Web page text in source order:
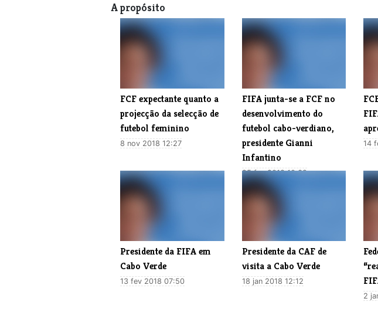
A propósito
​FCF expectante quanto a
projecção da selecção de
futebol feminino
8 nov 2018 12:27
FIFA junta-se a FCF no
desenvolvimento do
futebol cabo-verdiano,
presidente Gianni
Infantino
25 fev 2018 10:39
14
Presidente da FIFA em
Cabo Verde
13 fev 2018 07:50
​Presidente da CAF de
visita a Cabo Verde
18 jan 2018 12:12
2